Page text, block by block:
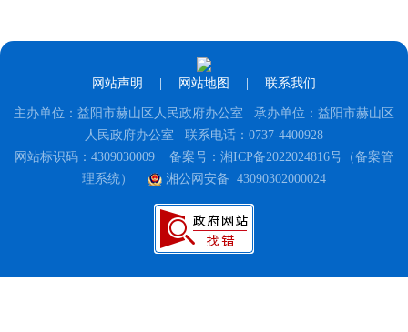
网站声明 网站地图 联系我们
主办单位：益阳市赫山区人民政府办公室 承办单位：益阳市赫山区
人民政府办公室 联系电话：0737-4400928
网站标识码：4309030009 备案号：湘ICP备2022024816号（备案管
理系统）
湘公网安备 43090302000024